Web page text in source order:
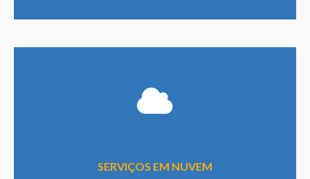
SERVIÇOS EM NUVEM